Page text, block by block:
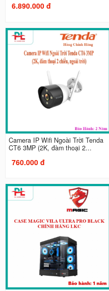
6.890.000 đ
Camera IP Wifi Ngoài Trời Tenda
CT6 3MP (2K, đàm thoại 2...
760.000 đ